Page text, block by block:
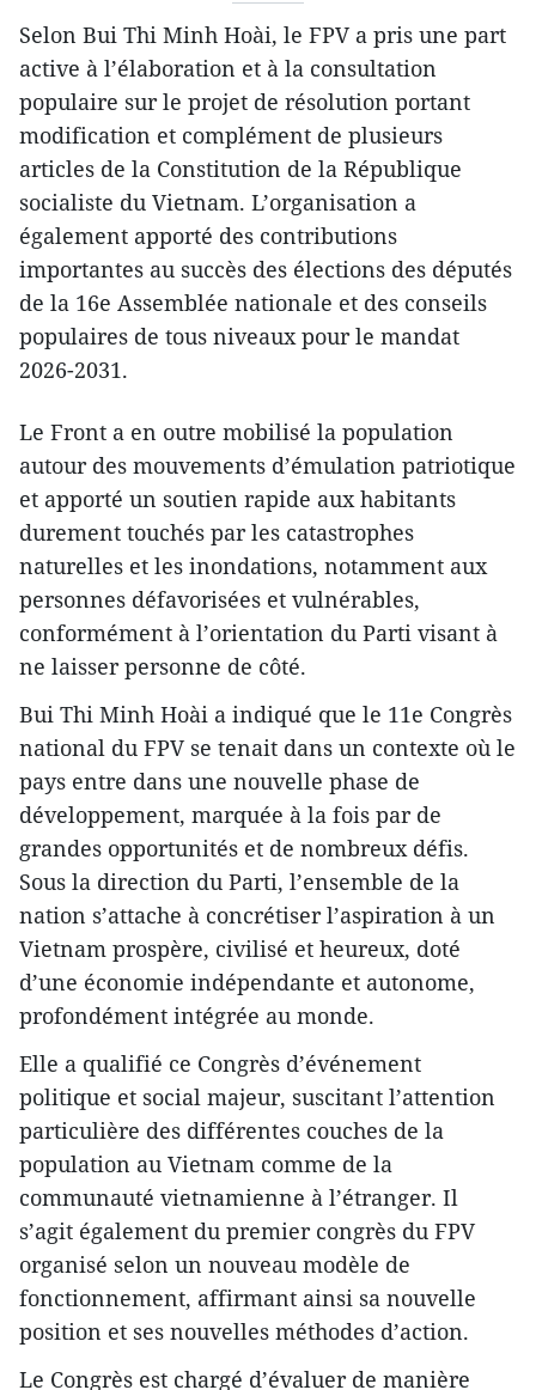
Selon Bui Thi Minh Hoài, le FPV a pris une part
active à l’élaboration et à la consultation
populaire sur le projet de résolution portant
modification et complément de plusieurs
articles de la Constitution de la République
socialiste du Vietnam. L’organisation a
également apporté des contributions
importantes au succès des élections des députés
de la 16e Assemblée nationale et des conseils
populaires de tous niveaux pour le mandat
2026-2031.
Le Front a en outre mobilisé la population
autour des mouvements d’émulation patriotique
et apporté un soutien rapide aux habitants
durement touchés par les catastrophes
naturelles et les inondations, notamment aux
personnes défavorisées et vulnérables,
conformément à l’orientation du Parti visant à
ne laisser personne de côté.
Bui Thi Minh Hoài a indiqué que le 11e Congrès
national du FPV se tenait dans un contexte où le
pays entre dans une nouvelle phase de
développement, marquée à la fois par de
grandes opportunités et de nombreux défis.
Sous la direction du Parti, l’ensemble de la
nation s’attache à concrétiser l’aspiration à un
Vietnam prospère, civilisé et heureux, doté
d’une économie indépendante et autonome,
profondément intégrée au monde.
Elle a qualifié ce Congrès d’événement
politique et social majeur, suscitant l’attention
particulière des différentes couches de la
population au Vietnam comme de la
communauté vietnamienne à l’étranger. Il
s’agit également du premier congrès du FPV
organisé selon un nouveau modèle de
fonctionnement, affirmant ainsi sa nouvelle
position et ses nouvelles méthodes d’action.
Le Congrès est chargé d’évaluer de manière